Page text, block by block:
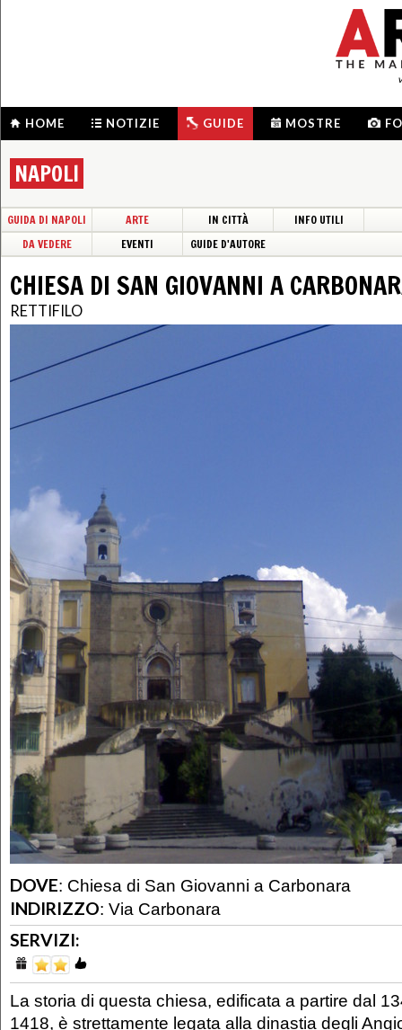
HOME NOTIZIE GUIDE MOSTRE
NAPOLI
GUIDA DI NAPOLI ARTE IN CITTÀ
INFO UTILI
DA VEDERE
EVENTI GUIDE D'AUTORE
CHIESA DI SAN GIOVANNI A
RETTIFILO
DOVE: Chiesa di San Giovanni a Carbonara
INDIRIZZO: Via Carbonara
SERVIZI:
La storia di questa chiesa, edificata a partire dal
1418, è strettamente legata alla dinastia degli